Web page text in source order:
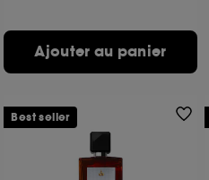
Ajouter au panier
Best seller